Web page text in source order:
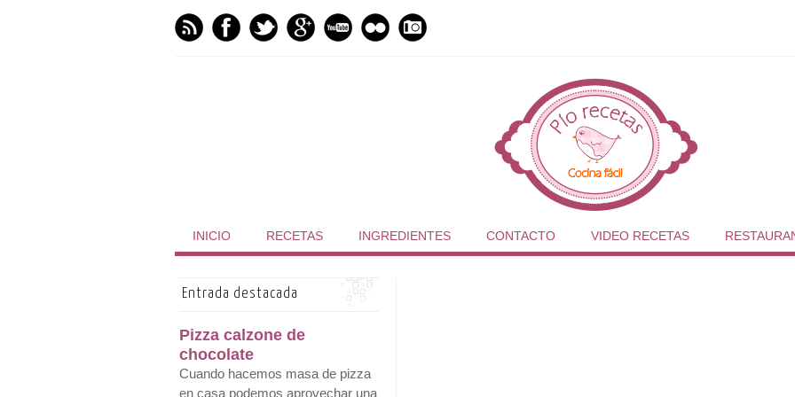
INICIO RECETAS INGREDIENTES CONTACTO VIDEO RECETAS
Entrada destacada
Pizza calzone de
chocolate
Cuando hacemos masa de pizza
en casa podemos aprovechar una